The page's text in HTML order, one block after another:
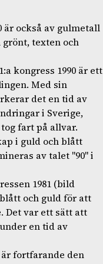
är också av gulmetall
grönt, texten och
kongress 1990 är ett
Med sin
det en tid av
i Sverige,
fart på allvar.
i guld och blått
av talet "90" i
1981 (bild
och guld för att
Det var ett sätt att
en tid av
är fortfarande den